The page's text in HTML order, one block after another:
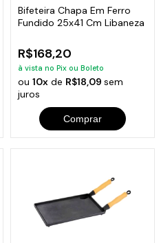
Bifeteira Chapa Em Ferro
Fundido 25x41 Cm Libaneza
R$168,20
à vista no Pix ou Boleto
ou 10xde R$18,09 sem
juros
Comprar